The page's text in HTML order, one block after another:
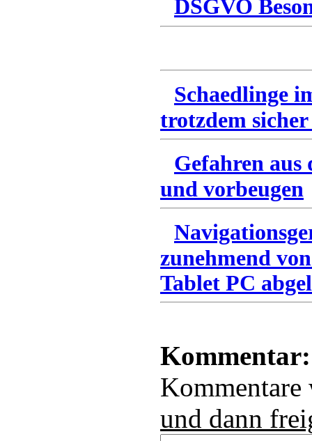
DSGVO
Schaedlinge
trotzdem
Gefahren
und vorbeugen
zunehmend
Tablet PC
Kommentar:
und dann